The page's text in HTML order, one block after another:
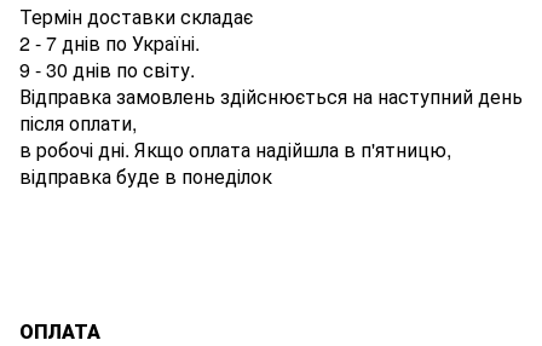
Термін доставки складає
2 - 7 днів по Україні.
9 - 30 днів по світу.
Відправка замовлень здійснюється на наступний день
після оплати,
в робочі дні. Якщо оплата надійшла в п'ятницю,
відправка буде в понеділок
ОПЛАТА